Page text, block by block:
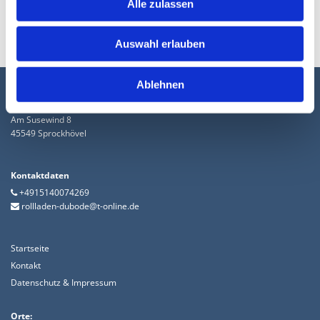
Alle zulassen
Auswahl erlauben
Ablehnen
Rollladen Dennis Bode
Am Susewind 8
45549 Sprockhövel
Kontaktdaten
 +4915140074269
 rollladen-dubode@t-online.de
Startseite
Kontakt
Datenschutz & Impressum
Orte: